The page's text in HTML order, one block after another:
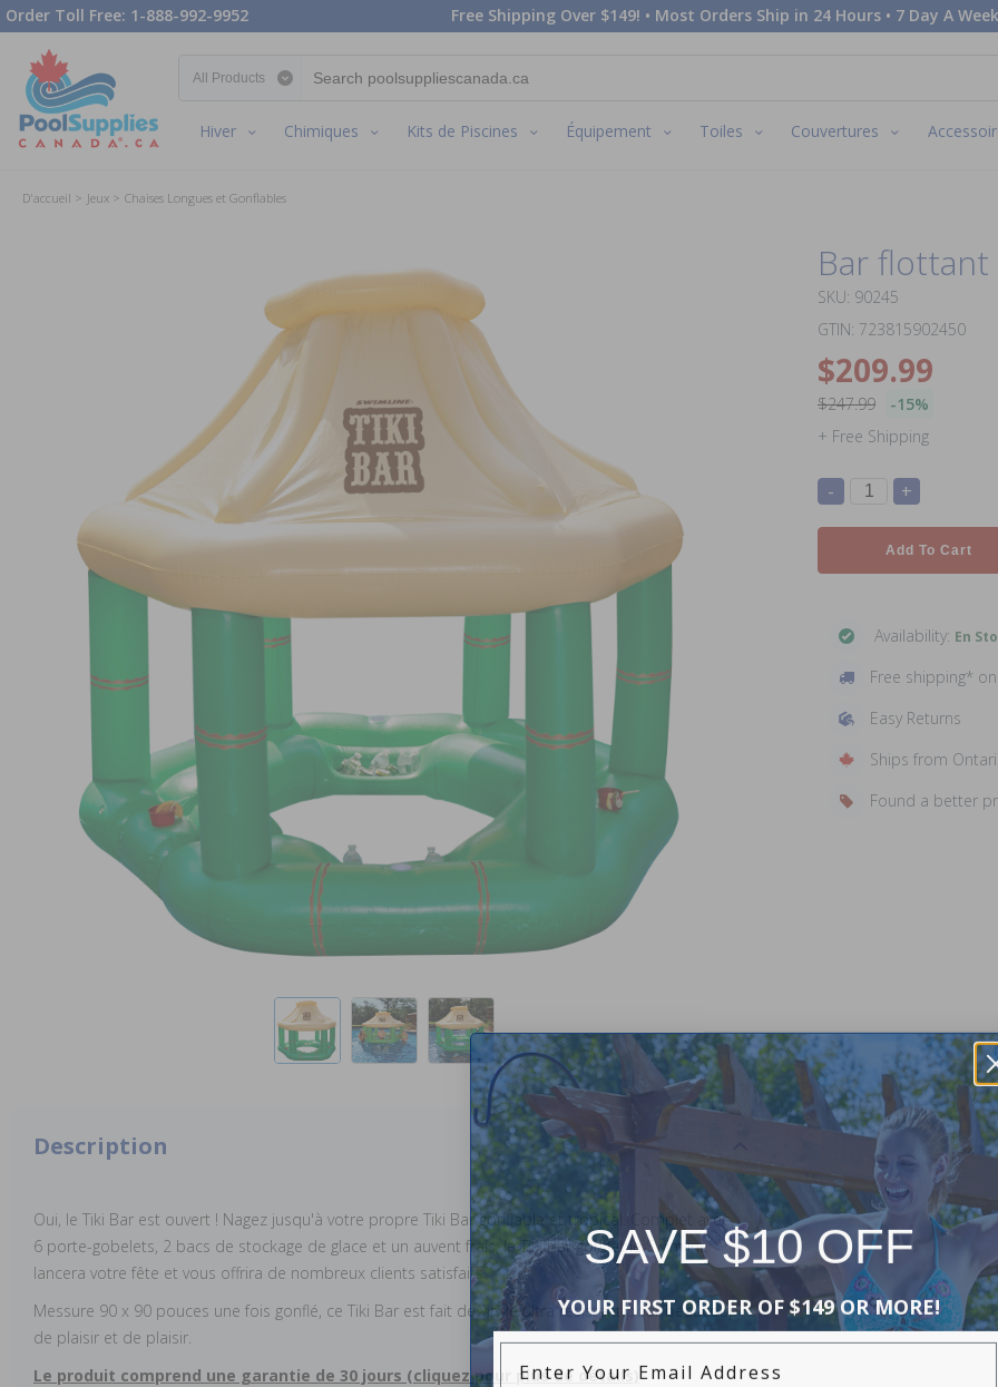
Order Toll Free: 1-888-992-9952 Free Shipping Over $149! • Most Orders Ship in 24 Hours • 7 Day A
Hiver Chimiques Kits de Piscines Équipement Toiles Couvertures
D'accueil Jeux Chaises Longues et Gonflables
Bar flottant
SKU: 90245
GTIN: 723815902450
$209.99
$247.99
-15%
+ Free Shipping
- +
Add To Cart
Availability: En
Free shipping*
Easy Returns
Ships from
Found a better
Description
Oui, le Tiki Bar est ouvert ! Nagez jusqu'à votre propre Tiki Bar gonflable et tropical. Complet avec
6 porte-gobelets, 2 bacs de stockage de glace et un auvent frais, le Tiki Bar gonflable Swimline
lancera votre fête et vous offrira de nombreux clients satisfaits.
Messure 90 x 90 pouces une fois gonflé, ce Tiki Bar est fait de vinyle ultra résistant pour beaucoup
de plaisir et de plaisir.
Le produit comprend une garantie de 30 jours (cliquez pour plus de détails)
SAVE $10 OFF
YOUR FIRST ORDER OF $149 OR MORE!
Enter Your Email Address